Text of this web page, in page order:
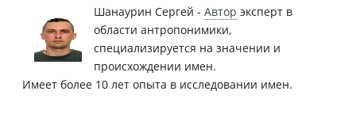
Шанаурин Сергей - Автор эксперт в
области антропонимики,
специализируется на значении и
происхождении имен.
Имеет более 10 лет опыта в исследовании имен.